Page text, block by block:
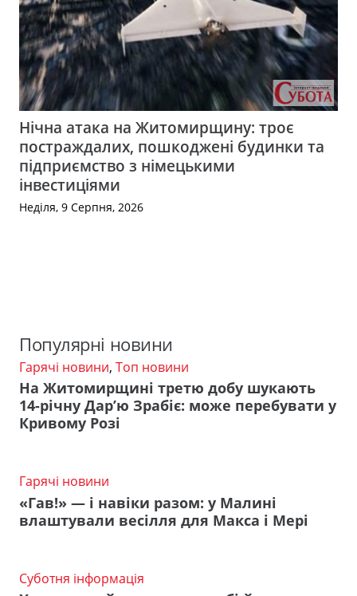
Нічна атака на Житомирщину: троє
постраждалих, пошкоджені будинки та
підприємство з німецькими
інвестиціями
Неділя, 9 Серпня, 2026
Популярні новини
Гарячі новини, Топ новини
На Житомирщині третю добу шукають
14-річну Дар’ю Зрабіє: може перебувати у
Кривому Розі
Гарячі новини
«Гав!» — і навіки разом: у Малині
влаштували весілля для Макса і Мері
Суботня інформація